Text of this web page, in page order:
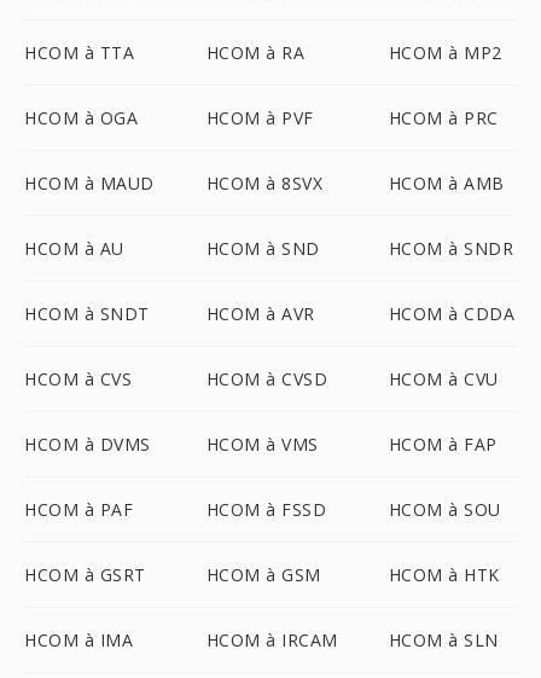
HCOM à TTA HCOM à RA HCOM à MP2
HCOM à OGA HCOM à PVF HCOM à PRC
HCOM à MAUD HCOM à 8SVX HCOM à AMB
HCOM à AU HCOM à SND HCOM à SNDR
HCOM à SNDT HCOM à AVR HCOM à CDDA
HCOM à CVS HCOM à CVSD HCOM à CVU
HCOM à DVMS HCOM à VMS HCOM à FAP
HCOM à PAF HCOM à FSSD HCOM à SOU
HCOM à GSRT HCOM à GSM HCOM à HTK
HCOM à IMA HCOM à IRCAM HCOM à SLN